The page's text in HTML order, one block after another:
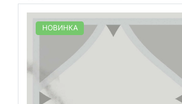
НОВИНКА